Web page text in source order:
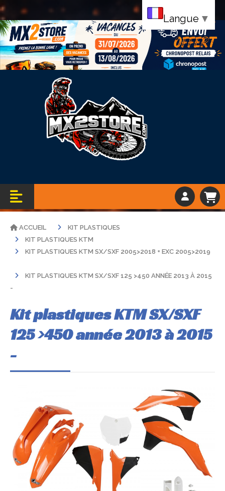
Bandeau vacance
ACCUEIL
KIT PLASTIQUES
KIT PLASTIQUES KTM
KIT PLASTIQUES KTM SX/SXF 2005>2018 + EXC 2005>2019
KIT PLASTIQUES KTM SX/SXF 125 >450 ANNÉE 2013 À 2015
-
Kit plastiques KTM SX/SXF
125 >450 année 2013 à 2015
-
Langue ▼